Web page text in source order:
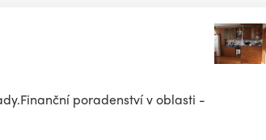
poradenství v oblasti -